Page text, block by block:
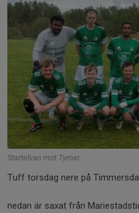
Startelvan mot Tymer
Tuff torsdag nere på
nedan är saxat från